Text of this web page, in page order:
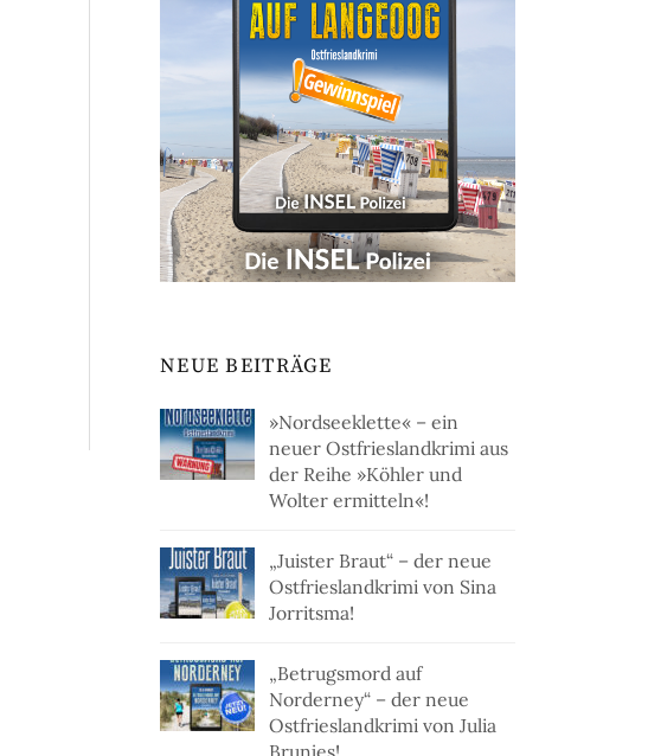
NEUE BEITRÄGE
»Nordseeklette« – ein
neuer Ostfrieslandkrimi aus
der Reihe »Köhler und
Wolter ermitteln«!
„Juister Braut“ – der neue
Ostfrieslandkrimi von Sina
Jorritsma!
„Betrugsmord auf
Norderney“ – der neue
Ostfrieslandkrimi von Julia